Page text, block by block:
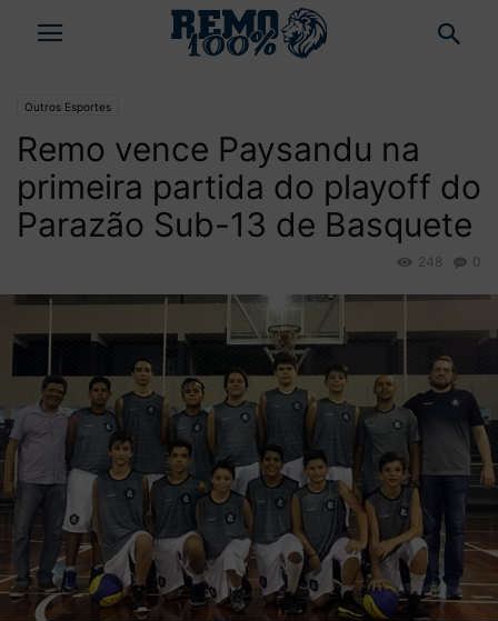
Outros Esportes
Remo vence Paysandu na
primeira partida do playoff do
Parazão Sub-13 de Basquete
0
248